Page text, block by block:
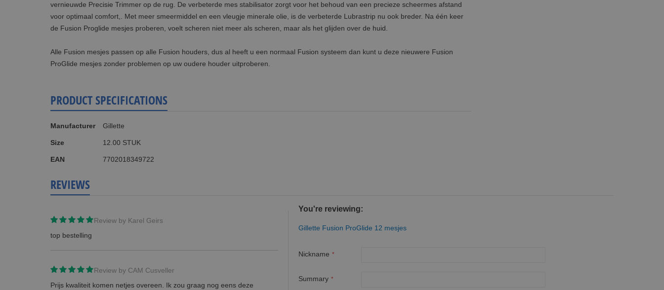
vernieuwde Precisie Trimmer op de rug. De verbeterde mes stabilisator zorgt voor het behoud van een precieze scheermes afstand
voor optimaal comfort,. Met meer smeermiddel en een vleugje minerale olie, is de verbeterde Lubrastrip nu ook breder. Na één keer
de Fusion Proglide mesjes proberen, voelt scheren niet meer als scheren, maar als het glijden over de huid.
Alle Fusion mesjes passen op alle Fusion houders, dus al heeft u een normaal Fusion systeem dan kunt u deze nieuwere Fusion
ProGlide mesjes zonder problemen op uw oudere houder uitproberen.
PRODUCT SPECIFICATIONS
Information
Manufacturer Gillette
Size 12.00 STUK
EAN 7702018349722
REVIEWS
Review by Karel Geirs
top bestelling
Review by CAM Cusveller
Prijs kwaliteit komen netjes overeen. Ik zou graag nog eens deze
You're reviewing:
Gillette Fusion ProGlide 12 mesjes
Nickname
Summary